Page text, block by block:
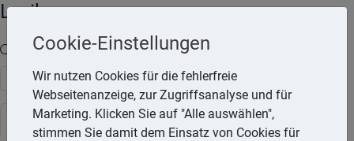
Lexika
Volltext-Suche in den Lexika
Suchen
Steuerlexikon
Cookie-Einstellungen
Wir nutzen Cookies für die fehlerfreie
Webseitenanzeige, zur Zugriffsanalyse und für
Marketing. Klicken Sie auf "Alle auswählen",
stimmen Sie damit dem Einsatz von Cookies für